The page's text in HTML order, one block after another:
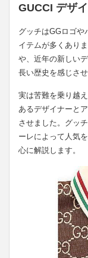
GUCCI デザ
グッチはGGロゴや
イテムが多くあり
や、近年の新しい
長い歴史を感じさせ
実は苦難を乗り越
あるデザイナーと
させました。グッ
ーレによって人気
心に解説します。